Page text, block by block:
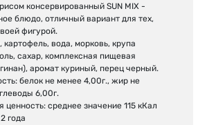
консервированный SUN MIX -
блюдо, отличный вариант для тех,
фигурой.
картофель, вода, морковь, крупа
сахар, комплексная пищевая
аромат куриный, перец черный.
белок не менее 4,00г., жир не
6,00г.
ценность: среднее значение 115 кКал
года